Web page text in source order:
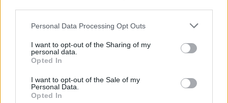
Please note that this website/app uses one or more Google
not limited to your visit or usage behaviour. You may click to
grant or deny consent to Google and its third-party tags to
use your data for below specified purposes in below Google
consent section.
Personal Data Processing Opt Outs
I want to opt-out of the Sharing of my
personal data.
Opted In
I want to opt-out of the Sale of my
Personal Data.
Opted In
Եթե ​​ձեզ դուր եկավ այս տեսանյութը, խնդրում եմ
բաժանորդագրվելովYouTube-ին :-)
Այս բոսսերի մարտից